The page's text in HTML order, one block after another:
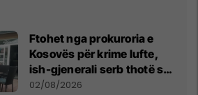
Ftohet nga prokuroria e
Kosovës për krime lufte,
ish-gjenerali serb thotë se
dikush e tradhtoi në
02/08/2026